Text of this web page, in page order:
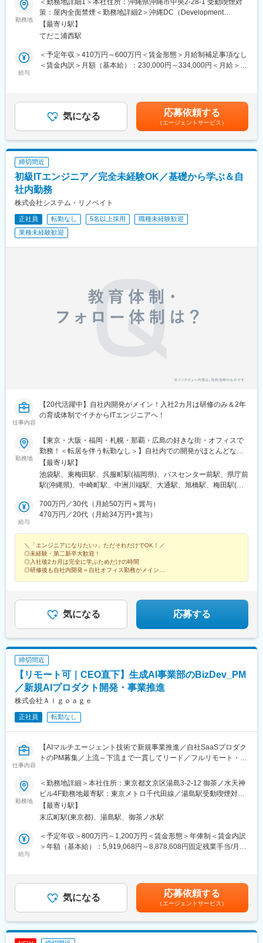
ウ、そこで築いたお客さまとの信頼関係を継承し、当社は金融機
関における幅広い業務に関するシステム開発を行います。リボル
ブ・シスの主要開発拠点として新規開発から長期保守開発まで、
そして同社が得意とする大規模開発案件においても高品質なシス
イノベーションを支えるIoTやAIを中心としたデジタルテクノロジ
ーに対しても積極的に取組み、一般的なニアショア開発拠点との
の主要顧客である、金融系（生保、損保、共済、銀行）のシステ
ム開発プロジェクトに参画して頂き、内部設計から製造（プログ
ラミング）、テスト工程（テスト計画、ケース設計、実施検証）
までの作業を行っていただきます。
その後、業務知識やシステム環境（開発手法など）、開発プロセ
スを理解し、スキルを向上させることで保守開発に対して外部設
バーとして、ご活躍いただけます！
本社エントランスは、シンプルな社名ロゴデザインや、エントラ
ンスの波を模した壁などは同社社長自らデザインされておりま
沖縄県は「情報通信産業支援制度」のもと、人材育成支援など情
報通信産業の育成に積極的な施策が行われております。同社は地
元沖縄の活気あふれる人材とともに地域経済の発展に貢献すべく
設立されました。スタートアップの段階ではございますが、これ
から事業発展に貢献することができる創業期メンバーとして活躍
お客さまが抱える課題に対し、地元沖縄の優秀な人材と共に考
え、解決し、成長していくことを目標としています。リボルブ・
テムを提供します。また、従来の開発領域に留まらず、デジタル
イノベーションを支えるIoTやAIを中心としたデジタルテクノロジ
ーに対しても積極的に取組み、一般的なニアショア開発拠点との
差別化を図り、高付加価値なサービスを提供します。
勤務地
＜勤務地詳細1＞本社住所：沖縄県沖縄市中央2-28-1 受動喫煙対
策：屋内全面禁煙＜勤務地詳細2＞沖縄DC（Development
Center）住所：沖縄市美里6丁目1-36 クレアレーベン美里5階、6
階受動喫煙対策：屋内全面禁煙
【最寄り駅】
てだこ浦西駅
給与
＜予定年収＞410万円～600万円＜賃金形態＞月給制補足事項なし
＜賃金内訳＞月額（基本給）：230,000円～334,000円＜月給＞
ります。賃金はあくまでも目安の金額であり、選考を通じて上下
する可能性があります。月給(月額)は固定手当を含めた表記です。
気になる 応募依頼する
（エージェントサービス）
締切間近
初級ITエンジニア／完全未経験OK／基礎から学ぶ＆自
社内勤務
株式会社システム・リノベイト
正社員 転勤なし 5名以上採用
職種未経験歓迎
業種未経験歓迎
仕事内容
【20代活躍中】自社内開発がメイン！入社2カ月は研修のみ＆2年
の育成体制でイチからITエンジニアへ！
勤務地
【東京・大阪・福岡・札幌・那覇・広島の好きな街・オフィスで
勤務！＜転居を伴う転勤なし＞】自社内での開発がほとんどなの
で、基本的には自社オフィスでの勤務になります。◎U・I・Jター
ン歓迎！■東京本社東京都豊島区池袋2-36-1 INFINITY
IKEBUKURO 5階■大阪支店大阪府大阪市北区堂山町1-5 三共梅田
屋町ビル 4F■札幌支店北海道札幌市中央区南二条東2-8-1 大都ビル
7F■那覇支店沖縄県那覇市松山1-1-14 那覇共同ビル 7F■広島支店
い、自慢のオフィス！≫自社内開発がメインだからこそ、オフィ
スの居心地良さにこだわっています。例えば、◆カフェスペース
◆フリードリンク◆お菓子・アイスコーナー◆集中ブース◆テレ
ビ・ソファ席・ダーツなど、広々としたフロアにさまざまな要素
【最寄り駅】
池袋駅、東梅田駅、呉服町駅(福岡県)、バスセンター前駅、県庁前
駅(沖縄県)、中崎町駅、中洲川端駅、大通駅、旭橋駅、梅田駅(地
給与
700万円／30代（月給50万円＋賞与）
470万円／20代（月給34万円+賞与）
＼「エンジニアになりたい♪」ただそれだけでOK！／
◎未経験・第二新卒大歓迎！
◎入社後2カ月は完全に学ぶためだけの時間
◎研修後も自社内開発＝自社オフィス勤務がメイン
気になる 応募する
締切間近
【リモート可｜CEO直下】生成AI事業部のBizDev_PM
／新規AIプロダクト開発・事業推進
株式会社Ａｌｇｏａｇｅ
正社員 転勤なし
仕事内容
【AIマルチエージェント技術で新規事業推進／自社SaaSプロダク
トのPM募集／上流～下流まで一貫してリード／フルリモート・副
■募集背景
当社では、AI領域の事業拡大に伴い、複数の新規プロダクトを同
時並行で推進しています。
現在は、企画・開発・顧客連携が急速に立ち上がっており、事業
全体の中核を担うPM機能がまだ整いきっていない状態です。 こ
れまでエンジニアや経営陣がハンズオンでプロダクトを前に進め
てきましたが、
・顧客要件や営業同行などの幅広い役割の増加
・経営と開発を繋ぐ意思決定の必要性
といった状況から、PMが担うべき領域が急激に拡大 していま
勤務地
＜勤務地詳細＞本社住所：東京都文京区湯島3-2-12 御茶ノ水天神
ビル4F勤務地最寄駅：東京メトロ千代田線／湯島駅受動喫煙対
策：屋内喫煙可能場所あり変更の範囲：会社の定める事業所（リ
モートワーク含む）
【最寄り駅】
末広町駅(東京都)、湯島駅、御茶ノ水駅
給与
＜予定年収＞800万円～1,200万円＜賃金形態＞年俸制＜賃金内訳
＞年額（基本給）：5,919,068円～8,878,608円固定残業手当/月：
給与補足＞年収には月45時間相当の固定残業代を含む（※現年収
を配慮します）賃金はあくまでも目安の金額であり、選考を通じ
て上下する可能性があります。月給(月額)は固定手当を含めた表記
です。
気になる 応募依頼する
（エージェントサービス）